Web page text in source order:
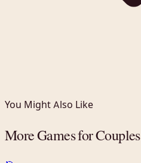
You Might Also Like
More Games for Couples